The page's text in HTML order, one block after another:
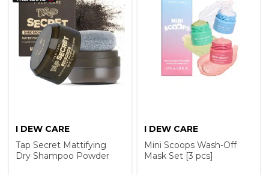
I DEW CARE
Tap Secret Mattifying
Dry Shampoo Powder
I DEW CARE
Mini Scoops Wash-Off
Mask Set [3 pcs]